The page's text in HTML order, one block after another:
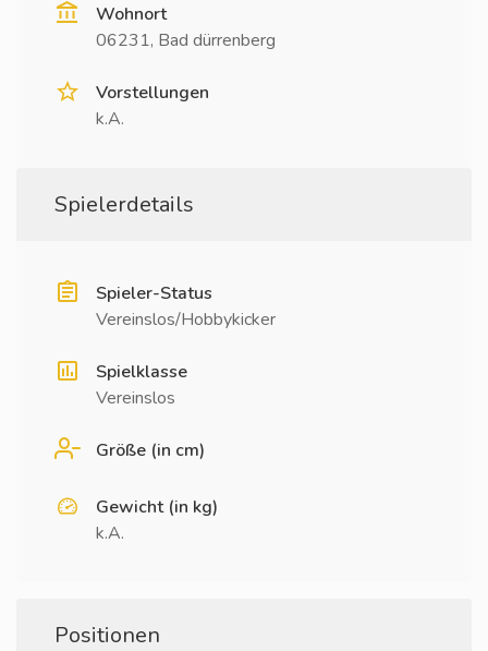
Wohnort
06231, Bad dürrenberg
Vorstellungen
k.A.
Spielerdetails
Spieler-Status
Vereinslos/Hobbykicker
Spielklasse
Vereinslos
Größe (in cm)
Gewicht (in kg)
k.A.
Positionen